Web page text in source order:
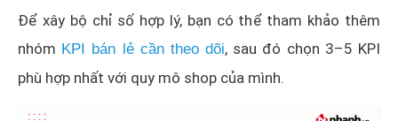
Để xây bộ chỉ số hợp lý, bạn có thể tham khảo thêm
nhóm KPI bán lẻ cần theo dõi, sau đó chọn 3–5 KPI
phù hợp nhất với quy mô shop của mình.